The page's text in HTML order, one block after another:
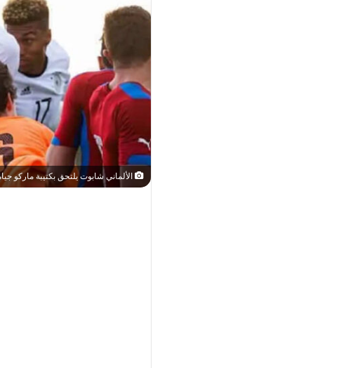
الألماني شابوت يلتحق بكتيبة ماركو